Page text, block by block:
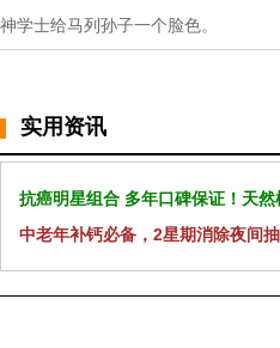
神学士给马列孙子一个脸色。
实用资讯
抗癌明星组合 多年口碑保证！天
中老年补钙必备，2星期消除夜间